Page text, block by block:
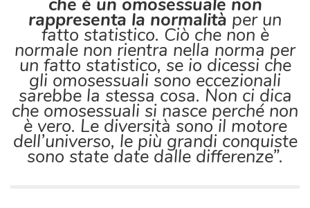
rappresenta la normalità per un
fatto statistico. Ciò che non è
normale non rientra nella norma per
un fatto statistico, se io dicessi che
gli omosessuali sono eccezionali
sarebbe la stessa cosa. Non ci dica
che omosessuali si nasce perché non
è vero. Le diversità sono il motore
dell’universo, le più grandi conquiste
sono state date dalle differenze”.